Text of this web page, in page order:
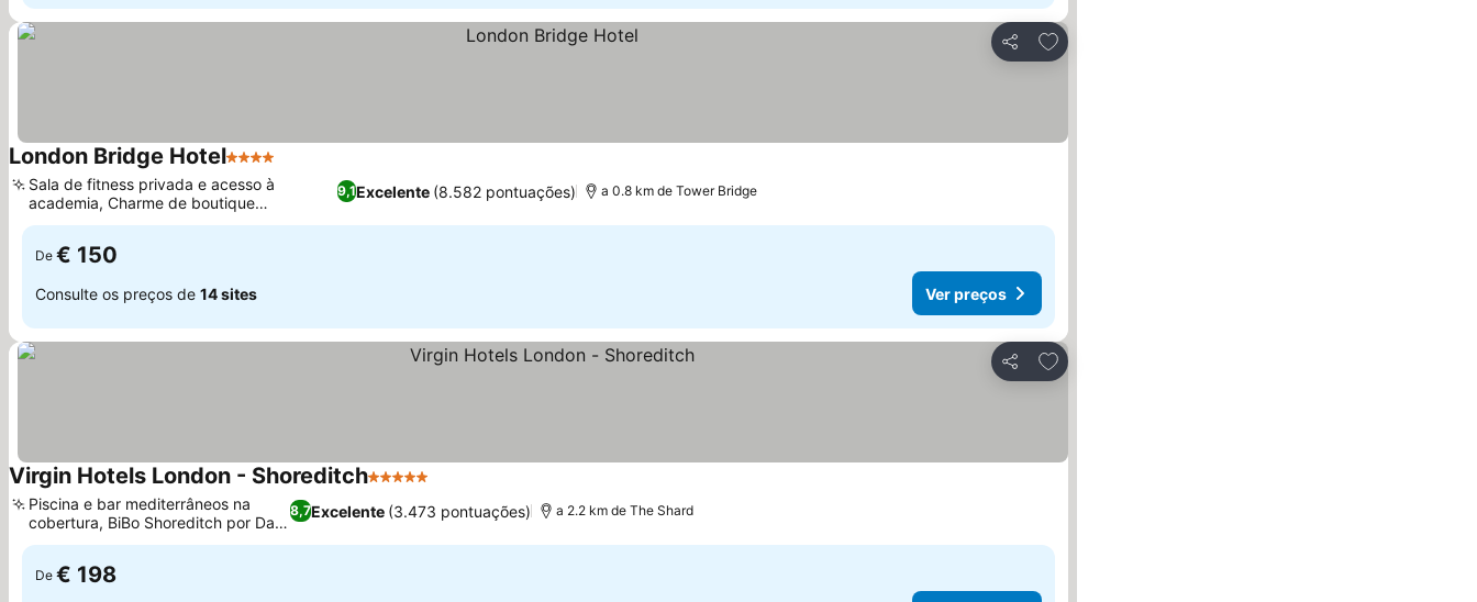
Partilhar
Adicionar aos favoritos
London Bridge Hotel4 Estrelas
9,1Excelente (8.582 pontuações)
Sala de fitness privada e acesso à
academia, Charme de boutique
independente em Southwark
a 0.8 km de Tower Bridge
De € 150
Consulte os preços de 14 sites Ver preços
Partilhar
Adicionar aos favoritos
Virgin Hotels London - Shoreditch5 Estrelas
8,7Excelente (3.473 pontuações)
Piscina e bar mediterrâneos na
cobertura, BiBo Shoreditch por Dani
García
a 2.2 km de The Shard
De € 198